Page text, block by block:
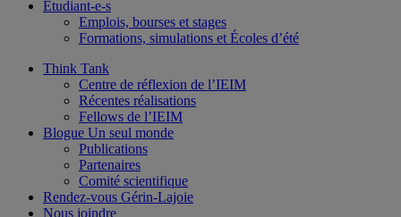
Étudiant-e-s
Emplois, bourses et stages
Formations, simulations et Écoles d’été
Think Tank
Centre de réflexion de l’IEIM
Récentes réalisations
Fellows de l’IEIM
Blogue Un seul monde
Publications
Partenaires
Comité scientifique
Rendez-vous Gérin-Lajoie
Nous joindre